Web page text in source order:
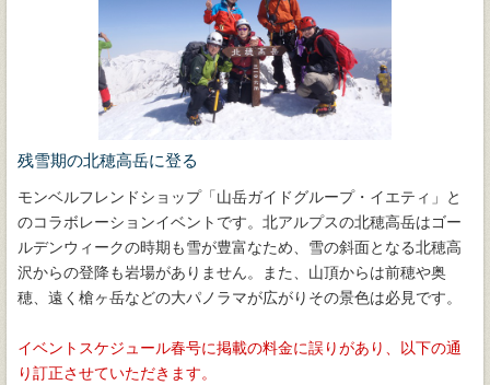
残雪期の北穂高岳に登る
モンベルフレンドショップ「山岳ガイドグループ・イエティ」と
のコラボレーションイベントです。北アルプスの北穂高岳はゴー
ルデンウィークの時期も雪が豊富なため、雪の斜面となる北穂高
沢からの登降も岩場がありません。また、山頂からは前穂や奥
穂、遠く槍ヶ岳などの大パノラマが広がりその景色は必見です。
イベントスケジュール春号に掲載の料金に誤りがあり、以下の通
り訂正させていただきます。